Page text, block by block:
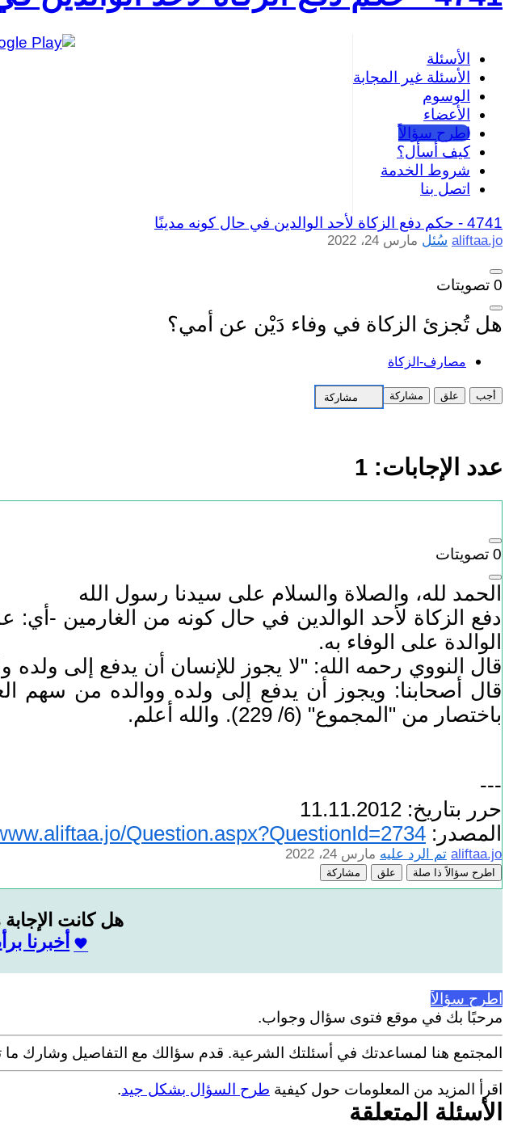
الأسئلة
الأسئلة غير المجابة
الوسوم
الأعضاء
اطرح سؤالاً
كيف أسأل؟
شروط الخدمة
اتصل بنا
4741 - حكم دفع الزكاة لأحد الوالدين في حال كونه مدينًا
aliftaa.jo سُئل مارس 24، 2022
0 تصويتات
هل تُجزئ الزكاة في وفاء دَيْن عن أمي؟
مصارف-الزكاة
أجب علق مشاركة مشاركة
عدد الإجابات: 1
0 تصويتات
الحمد لله، والصلاة والسلام على سيدنا رسول الله
دفع الزكاة لأحد الوالدين في حال كونه من الغارمين -أي:
الوالدة على الوفاء به.
قال النووي رحمه الله: "لا يجوز للإنسان أن يدفع إلى
قال أصحابنا: ويجوز أن يدفع إلى ولده ووالده من سهم
باختصار من "المجموع" (6/ 229). والله أعلم.
---
حرر بتاريخ: 11.11.2012
المصدر: Question.aspx?QuestionId=2734
aliftaa.jo تم الرد عليه مارس 24، 2022
اطرح سؤالاً ذا صلة علق مشاركة
هل كانت
أخبرنا
اطرح سؤالاً
مرحبًا بك في موقع فتوى سؤال وجواب.
المجتمع هنا لمساعدتك في أسئلتك الشرعية. قدم سؤالك مع التفاصيل وشارك ما
اقرأ المزيد من المعلومات حول كيفية طرح السؤال بشكل جيد.
الأسئلة المتعلقة